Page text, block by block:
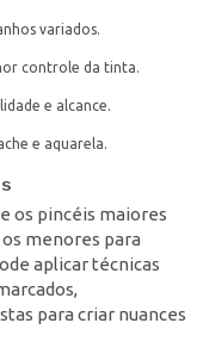
variados.
controle da tinta.
e alcance.
e aquarela.
os pincéis maiores
menores para
aplicar técnicas
para criar nuances